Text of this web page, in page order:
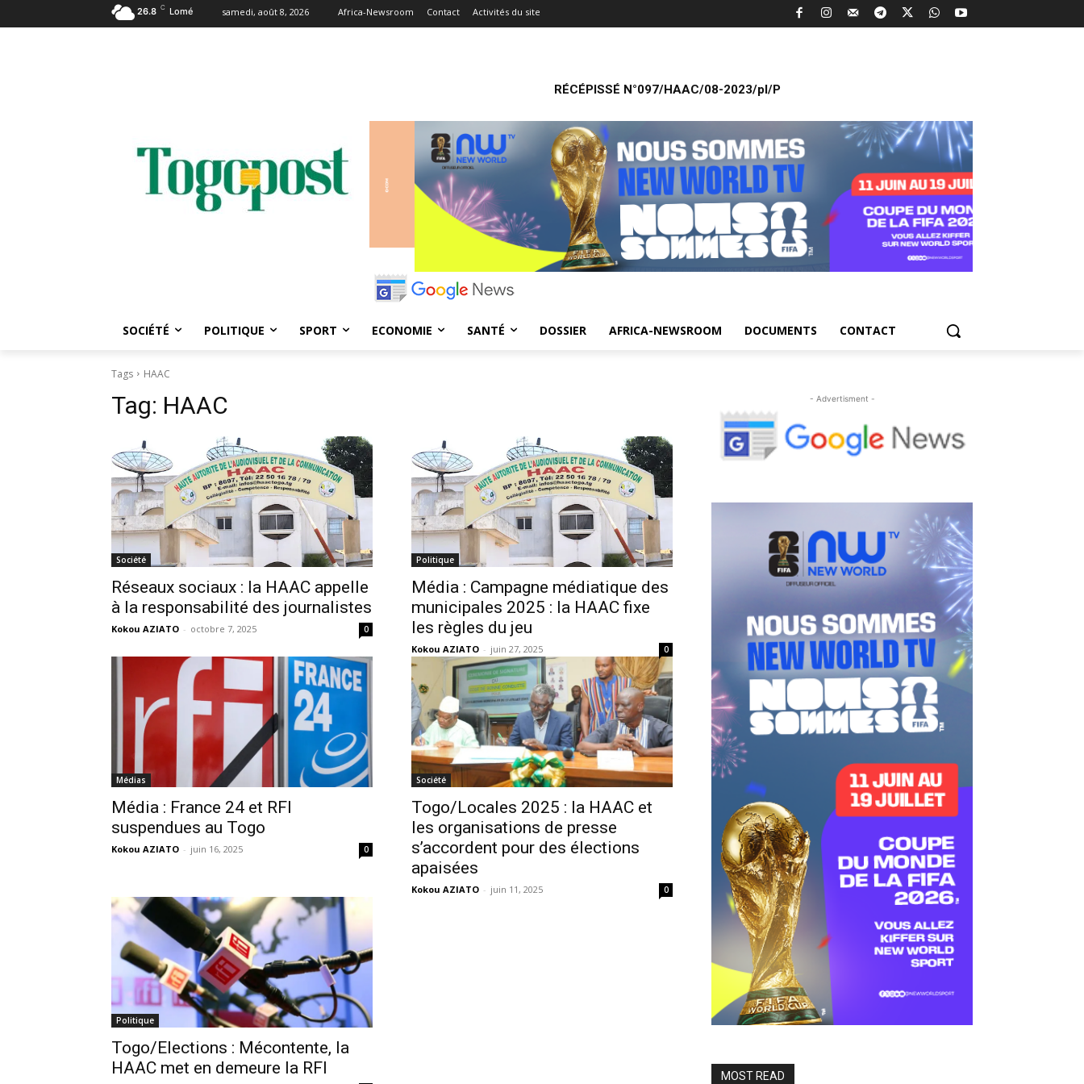
26.8 C Lomé samedi, août 8, 2026 Africa-Newsroom Contact Activités du site
RÉCÉPISSÉ N°097/HAAC/08-2023/pl/P
SOCIÉTÉ POLITIQUE SPORT ECONOMIE SANTÉ DOSSIER AFRICA-NEWSROOM DOCUMENTS CONTACT
Tags HAAC
Tag: HAAC
Société
Réseaux sociaux : la HAAC appelle
à la responsabilité des journalistes
Kokou AZIATO - octobre 7, 2025 0
Politique
Média : Campagne médiatique des
municipales 2025 : la HAAC fixe
les règles du jeu
Kokou AZIATO - juin 27, 2025 0
Médias
Média : France 24 et RFI
suspendues au Togo
Kokou AZIATO - juin 16, 2025 0
Société
Togo/Locales 2025 : la HAAC et
les organisations de presse
s’accordent pour des élections
apaisées
Kokou AZIATO - juin 11, 2025 0
Politique
Togo/Elections : Mécontente, la
HAAC met en demeure la RFI
- Advertisment -
MOST READ